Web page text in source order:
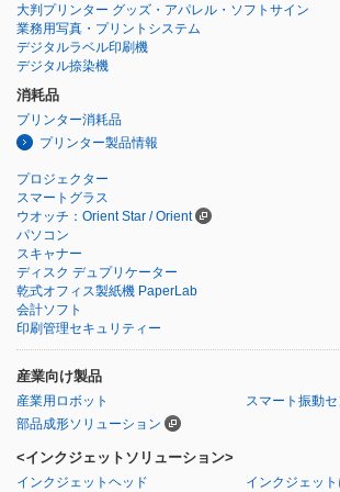
大判プリンター グッズ・アパレル・ソフトサイン
業務用写真・プリントシステム
デジタルラベル印刷機
デジタル捺染機
消耗品
プリンター消耗品
プリンター製品情報
プロジェクター
スマートグラス
ウオッチ：Orient Star / Orient
パソコン
スキャナー
ディスク デュプリケーター
乾式オフィス製紙機 PaperLab
会計ソフト
印刷管理セキュリティー
産業向け製品
産業用ロボット
スマート振動
部品成形ソリューション
<インクジェットソリューション>
インクジェットヘッド インクジェッ